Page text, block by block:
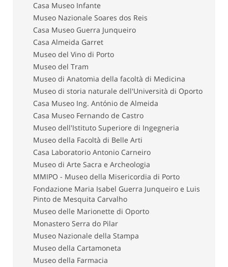
Casa Museo Infante
Museo Nazionale Soares dos Reis
Casa Museo Guerra Junqueiro
Casa Almeida Garret
Museo del Vino di Porto
Museo del Tram
Museo di Anatomia della facoltà di Medicina
Museo di storia naturale dell'Università di Oporto
Casa Museo Ing. António de Almeida
Casa Museo Fernando de Castro
Museo dell'Istituto Superiore di Ingegneria
Museo della Facoltà di Belle Arti
Casa Laboratorio Antonio Carneiro
Museo di Arte Sacra e Archeologia
MMIPO - Museo della Misericordia di Porto
Fondazione Maria Isabel Guerra Junqueiro e Luis
Pinto de Mesquita Carvalho
Museo delle Marionette di Oporto
Monastero Serra do Pilar
Museo Nazionale della Stampa
Museo della Cartamoneta
Museo della Farmacia